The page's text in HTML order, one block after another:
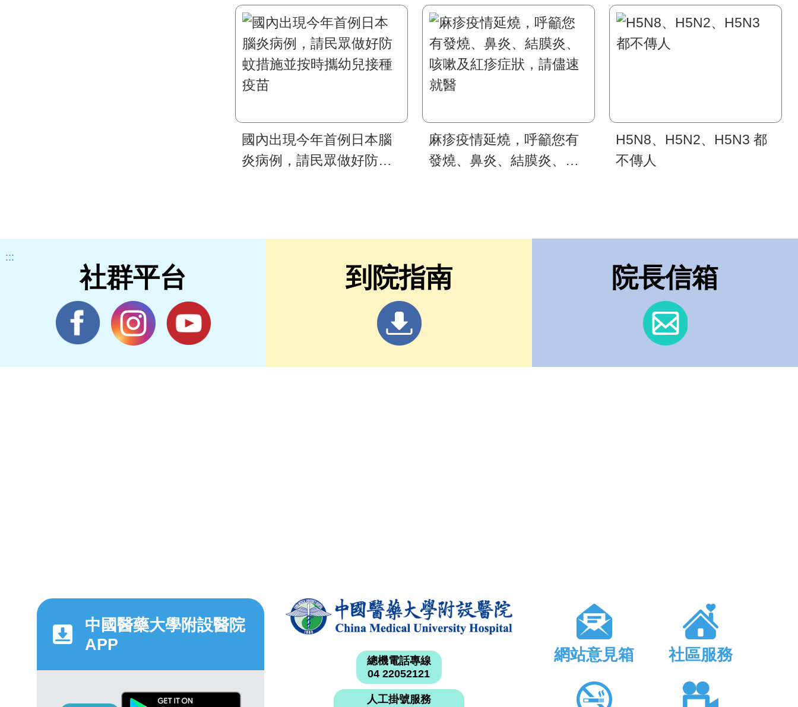
國內出現今年首例日本腦
炎病例，請民眾做好防蚊
麻疹疫情延燒，呼籲您有
發燒、鼻炎、結膜炎、咳
H5N8、H5N2、H5N3 都
不傳人
:::
社群平台 到院指南 院長信箱
中國醫藥大學附設醫院
APP
總機電話專線
04 22052121
人工掛號服務
網站意見箱 社區服務